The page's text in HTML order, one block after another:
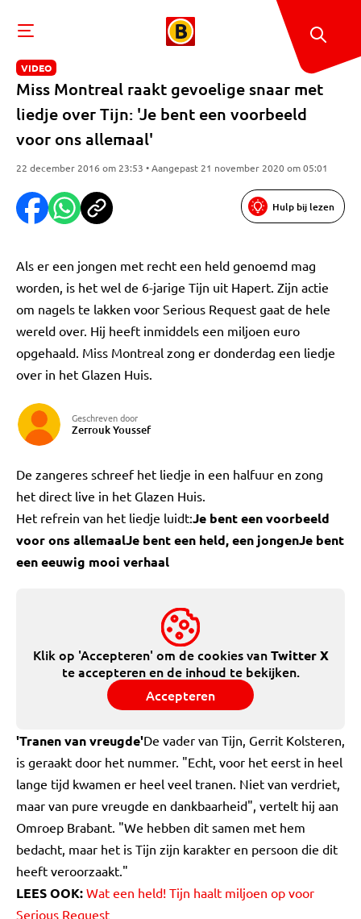
VIDEO
Miss Montreal raakt gevoelige snaar met
liedje over Tijn: 'Je bent een voorbeeld
voor ons allemaal'
22 december 2016 om 23:53 • Aangepast 21 november 2020 om 05:01
Hulp bij lezen
Als er een jongen met recht een held genoemd mag
worden, is het wel de 6-jarige Tijn uit Hapert. Zijn actie
om nagels te lakken voor Serious Request gaat de hele
wereld over. Hij heeft inmiddels een miljoen euro
opgehaald. Miss Montreal zong er donderdag een liedje
over in het Glazen Huis.
Geschreven door
Zerrouk Youssef
De zangeres schreef het liedje in een halfuur en zong
het direct live in het Glazen Huis.
Het refrein van het liedje luidt:Je bent een voorbeeld
voor ons allemaalJe bent een held, een jongenJe bent
een eeuwig mooi verhaal
Klik op 'Accepteren' om de cookies vanTwitter X
te accepteren en de inhoud te bekijken.
Accepteren
'Tranen van vreugde'De vader van Tijn, Gerrit Kolsteren,
is geraakt door het nummer. "Echt, voor het eerst in heel
lange tijd kwamen er heel veel tranen. Niet van verdriet,
maar van pure vreugde en dankbaarheid", vertelt hij aan
Omroep Brabant. "We hebben dit samen met hem
bedacht, maar het is Tijn zijn karakter en persoon die dit
heeft veroorzaakt."
LEES OOK: Wat een held! Tijn haalt miljoen op voor
Serious Request